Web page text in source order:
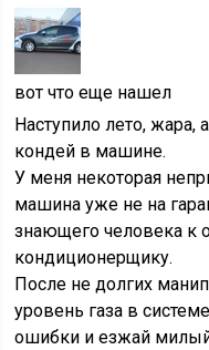
вот что еще нашел
Наступило лето, жара,
кондей в машине.
У меня некоторая
машина уже не на
знающего человека к
кондиционерщику.
После не долгих
уровень газа в
ошибки и езжай милый